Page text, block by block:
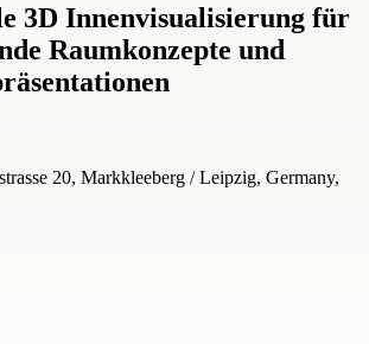
3D Innenvisualisierung für
Raumkonzepte und
20, Markkleeberg / Leipzig, Germany,